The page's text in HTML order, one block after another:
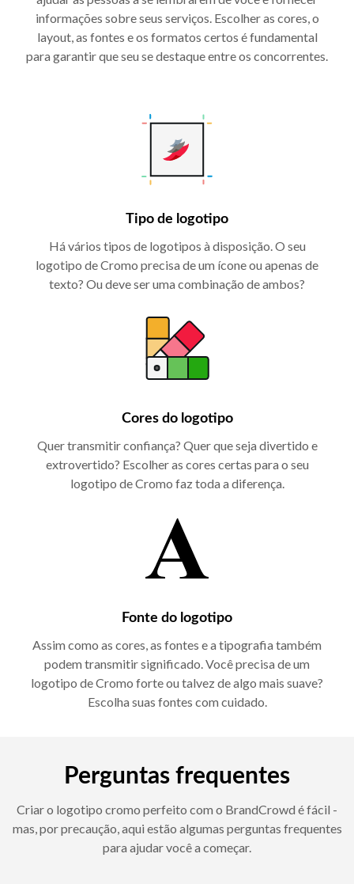
informações sobre seus serviços. Escolher as cores, o
layout, as fontes e os formatos certos é fundamental
para garantir que seu se destaque entre os concorrentes.
Tipo de logotipo
Há vários tipos de logotipos à disposição. O seu
logotipo de Cromo precisa de um ícone ou apenas de
texto? Ou deve ser uma combinação de ambos?
Cores do logotipo
Quer transmitir confiança? Quer que seja divertido e
extrovertido? Escolher as cores certas para o seu
logotipo de Cromo faz toda a diferença.
Fonte do logotipo
Assim como as cores, as fontes e a tipografia também
podem transmitir significado. Você precisa de um
logotipo de Cromo forte ou talvez de algo mais suave?
Escolha suas fontes com cuidado.
Perguntas frequentes
Criar o logotipo cromo perfeito com o BrandCrowd é fácil -
mas, por precaução, aqui estão algumas perguntas frequentes
para ajudar você a começar.